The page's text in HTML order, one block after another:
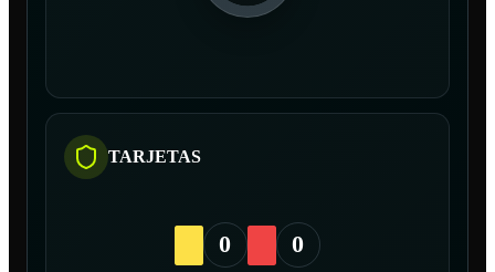
TARJETAS
0 0